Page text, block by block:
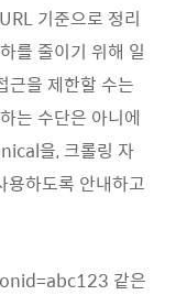
기준으로 정리
를 줄이기 위해 일
을 제한할 수는
는 수단은 아니에
을, 크롤링 자
하도록 안내하고
같은